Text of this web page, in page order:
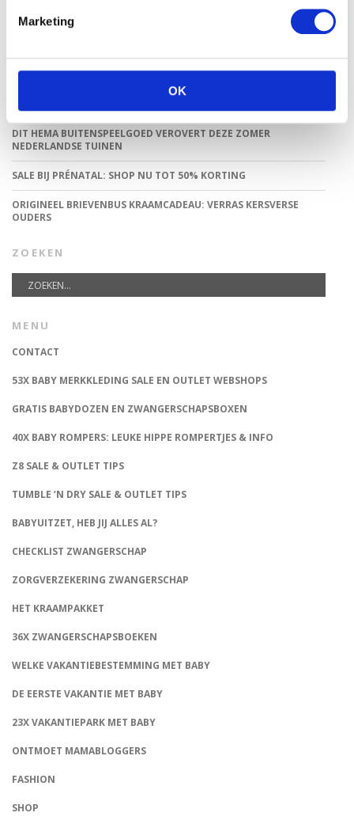
Marketing
OK
DEZE HEMA ZWANGERSCHAPSONDERGOED ESSENTIALS HAD JE
LIEVER EERDER ONTDEKT
ZOMER
VAN TRADITIONELE GIPSBUIK NAAR MODERN
DIT HEMA BUITENSPEELGOED VEROVERT DEZE ZOMER
NEDERLANDSE TUINEN
SALE BIJ PRÉNATAL: SHOP NU TOT 50% KORTING
ORIGINEEL BRIEVENBUS KRAAMCADEAU: VERRAS KERSVERSE
OUDERS
ZOEKEN
MENU
CONTACT
53X BABY MERKKLEDING SALE EN OUTLET WEBSHOPS
GRATIS BABYDOZEN EN ZWANGERSCHAPSBOXEN
40X BABY ROMPERS: LEUKE HIPPE ROMPERTJES & INFO
Z8 SALE & OUTLET TIPS
TUMBLE ‘N DRY SALE & OUTLET TIPS
BABYUITZET, HEB JIJ ALLES AL?
CHECKLIST ZWANGERSCHAP
ZORGVERZEKERING ZWANGERSCHAP
HET KRAAMPAKKET
36X ZWANGERSCHAPSBOEKEN
WELKE VAKANTIEBESTEMMING MET BABY
DE EERSTE VAKANTIE MET BABY
23X VAKANTIEPARK MET BABY
ONTMOET MAMABLOGGERS
FASHION
SHOP